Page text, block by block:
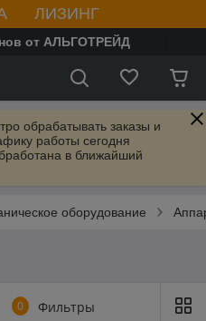
ЛИЗИНГ
от АЛЬГОТРЕЙД
обрабатывать заказы и
работы сегодня
в ближайший
оборудование
0 Фильтры